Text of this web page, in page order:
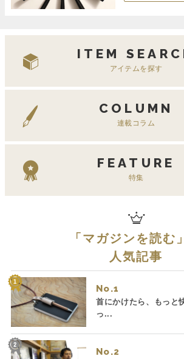
ITEM
アイテムを探す
COLUMN
連載コラム
FEATURE
特集
「 マガジンを読む
人気記事
No.
首にかけたら、もっと
っ...
No.